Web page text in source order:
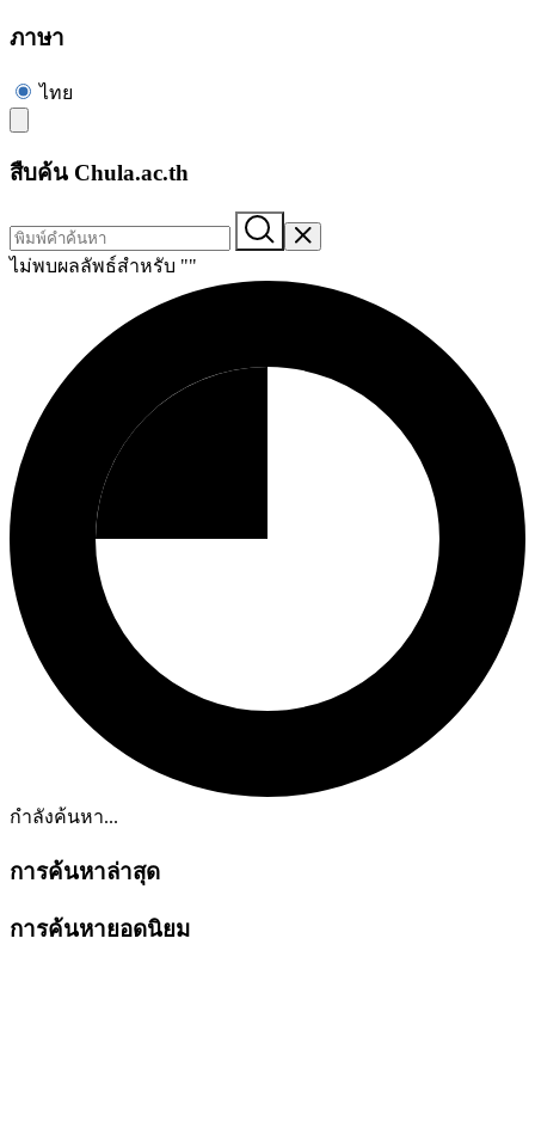
ภาษา
ไทย
สืบค้น Chula.ac.th
ไม่พบผลลัพธ์สำหรับ ""
กำลังค้นหา...
การค้นหาล่าสุด
การค้นหายอดนิยม